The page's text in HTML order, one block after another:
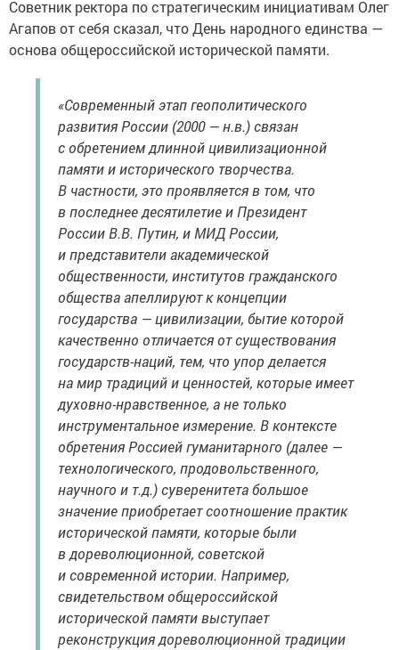
Советник ректора по стратегическим инициативам Олег
Агапов от себя сказал, что День народного единства —
основа общероссийской исторической памяти.
«Современный этап геополитического
развития России (2000 — н.в.) связан
с обретением длинной цивилизационной
памяти и исторического творчества.
В частности, это проявляется в том, что
в последнее десятилетие и Президент
России В.В. Путин, и МИД России,
и представители академической
общественности, институтов гражданского
общества апеллируют к концепции
государства — цивилизации, бытие которой
качественно отличается от существования
государств-наций, тем, что упор делается
на мир традиций и ценностей, которые имеет
духовно-нравственное, а не только
инструментальное измерение. В контексте
обретения Россией гуманитарного (далее —
технологического, продовольственного,
научного и т.д.) суверенитета большое
значение приобретает соотношение практик
исторической памяти, которые были
в дореволюционной, советской
и современной истории. Например,
свидетельством общероссийской
исторической памяти выступает
реконструкция дореволюционной традиции